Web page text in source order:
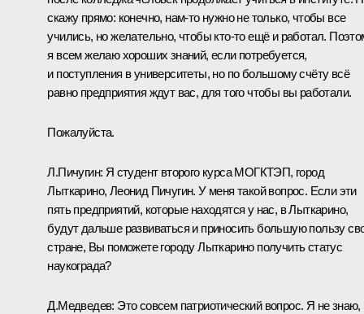
скажу прямо: конечно, нам‑то нужно не только, чтобы все
учились, но желательно, чтобы кто‑то ещё и работал.
я всем желаю хороших знаний, если потребуется,
и поступления в университеты, но по большому счёту всё
равно предприятия ждут вас, для того чтобы вы работали.
Пожалуйста.
Л.Пичугин: Я студент второго курса МОГКТЭП, город
Лыткарино, Леонид Пичугин. У меня такой вопрос. Если эти
пять предприятий, которые находятся у нас, в Лыткарино,
будут дальше развиваться и приносить большую пользу
стране, Вы поможете городу Лыткарино получить статус
наукограда?
Д.Медведев: Это совсем патриотический вопрос. Я не знаю,